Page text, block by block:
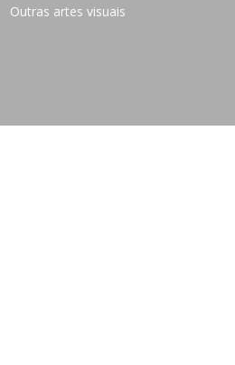
Outras artes visuais